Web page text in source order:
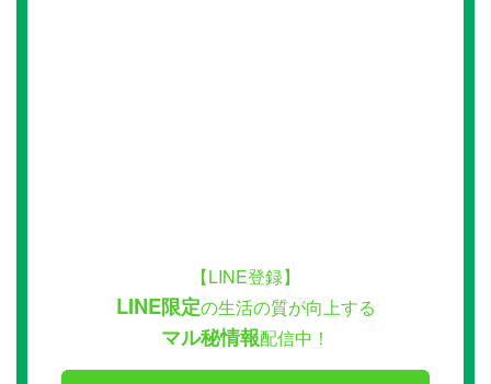
【LINE登録】
LINE限定の生活の質が向上する
マル秘情報配信中！